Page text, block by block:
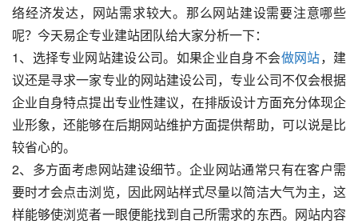
络经济发达，网站需求较大。那么网站建设需要注意哪些
呢？今天易企专业建站团队给大家分析一下：
1、选择专业网站建设公司。如果企业自身不会做网站，建
议还是寻求一家专业的网站建设公司，专业公司不仅会根据
企业自身特点提出专业性建议，在排版设计方面充分体现企
业形象，还能够在后期网站维护方面提供帮助，可以说是比
较省心的。
2、多方面考虑网站建设细节。企业网站通常只有在客户需
要时才会点击浏览，因此网站样式尽量以简洁大气为主，这
样能够使浏览者一眼便能找到自己所需求的东西。网站内容